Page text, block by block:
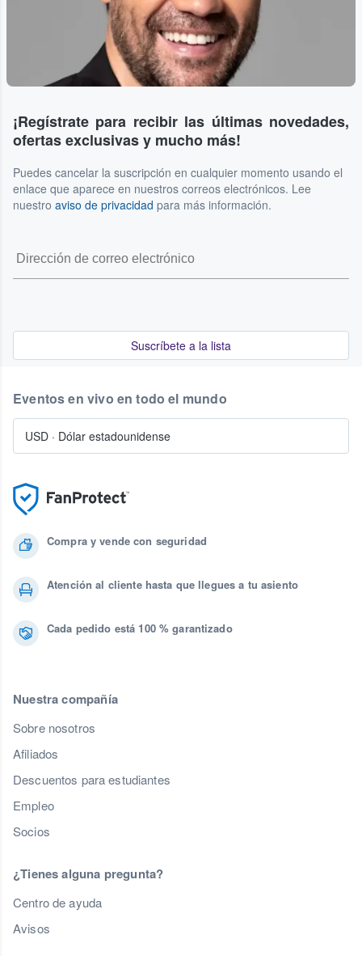
¡Regístrate para recibir las últimas novedades,
ofertas exclusivas y mucho más!
Puedes cancelar la suscripción en cualquier momento usando el
enlace que aparece en nuestros correos electrónicos. Lee
nuestro aviso de privacidad para más información.
Suscríbete a la lista
Compra y vende con seguridad
Atención al cliente hasta que llegues a tu asiento
Cada pedido está 100 % garantizado
Nuestra compañía
Sobre nosotros
Afiliados
Descuentos para estudiantes
Empleo
Socios
¿Tienes alguna pregunta?
Centro de ayuda
Avisos
Eventos en vivo en todo el mundo
USD · Dólar estadounidense